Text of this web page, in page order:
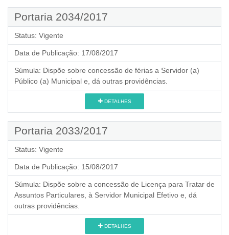
Portaria 2034/2017
Status: Vigente
Data de Publicação: 17/08/2017
Súmula: Dispõe sobre concessão de férias a Servidor (a)
Público (a) Municipal e, dá outras providências.
DETALHES
Portaria 2033/2017
Status: Vigente
Data de Publicação: 15/08/2017
Súmula: Dispõe sobre a concessão de Licença para Tratar de
Assuntos Particulares, à Servidor Municipal Efetivo e, dá
outras providências.
DETALHES